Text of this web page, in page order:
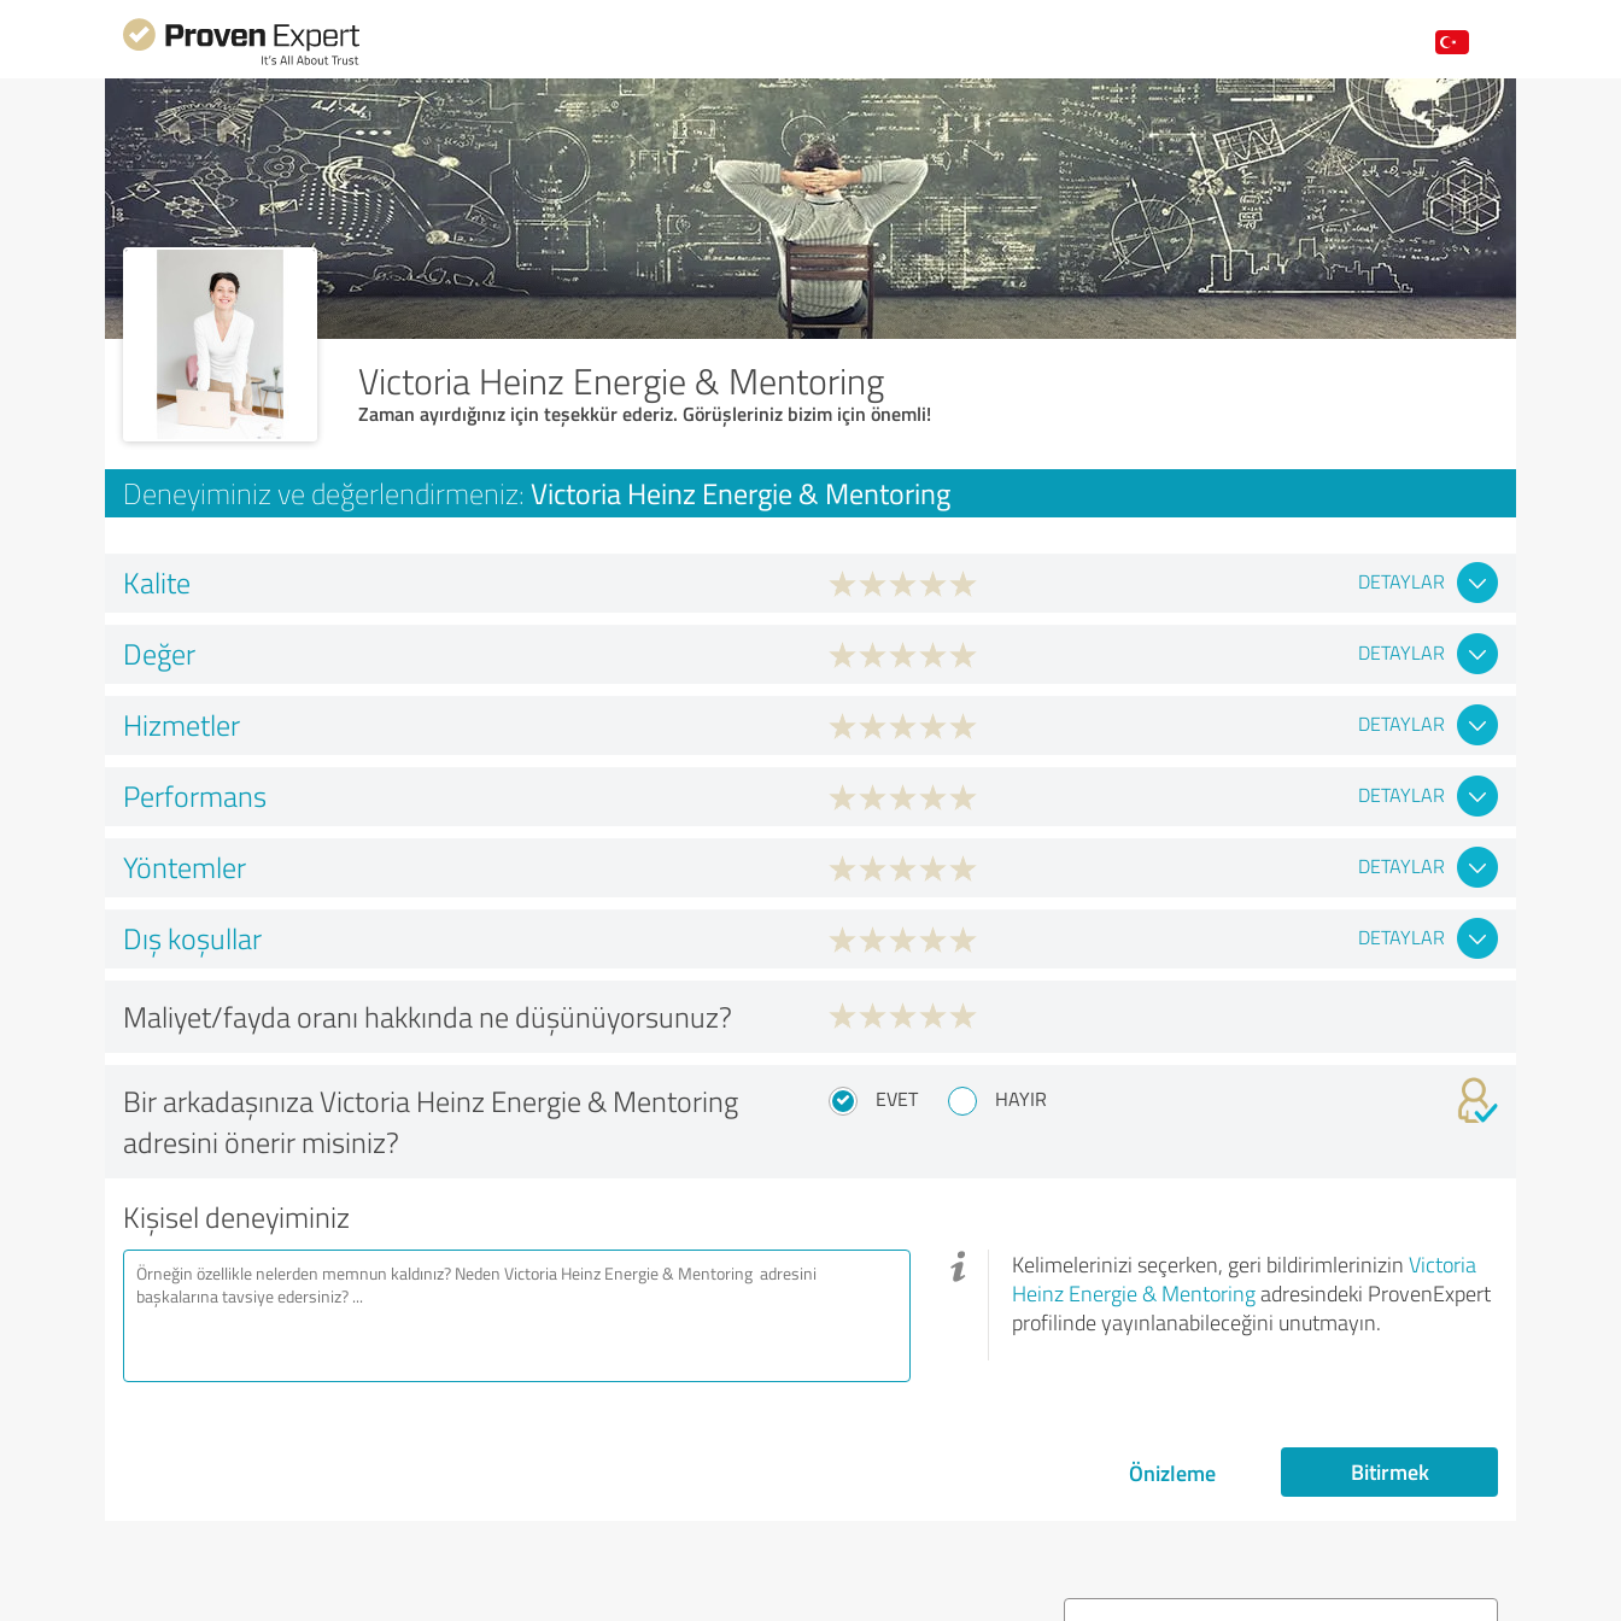
Victoria Heinz Energie & Mentoring
Zaman ayırdığınız için teşekkür ederiz. Görüşleriniz bizim için önemli!
Deneyiminiz ve değerlendirmeniz: Victoria Heinz Energie & Mentoring
Kalite DETAYLAR
Değer DETAYLAR
Hizmetler DETAYLAR
Performans DETAYLAR
Yöntemler DETAYLAR
Dış koşullar DETAYLAR
Maliyet/fayda oranı hakkında ne düşünüyorsunuz?
Bir arkadaşınıza Victoria Heinz Energie & Mentoring
adresini önerir misiniz?
EVET HAYIR
Kişisel deneyiminiz
Kelimelerinizi seçerken, geri bildirimlerinizin Victoria
Heinz Energie & Mentoringadresindeki ProvenExpert
profilinde yayınlanabileceğini unutmayın.
Önizleme Bitirmek